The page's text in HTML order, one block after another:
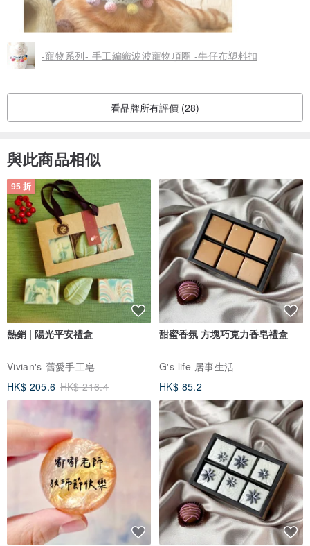
-寵物系列- 手工編織波波寵物項圈 -牛仔布塑料扣
看品牌所有評價 (28)
與此商品相似
95 折
熱銷 | 陽光平安禮盒
Vivian's 舊愛手工皂
HK$ 205.6 HK$ 216.4
甜蜜香氛 方塊巧克力香皂禮盒
G's life 居事生活
HK$ 85.2